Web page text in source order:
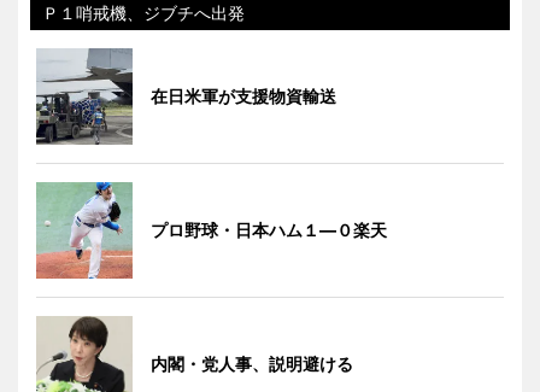
Ｐ１哨戒機、ジブチへ出発
在日米軍が支援物資輸送
プロ野球・日本ハム１―０楽天
内閣・党人事、説明避ける